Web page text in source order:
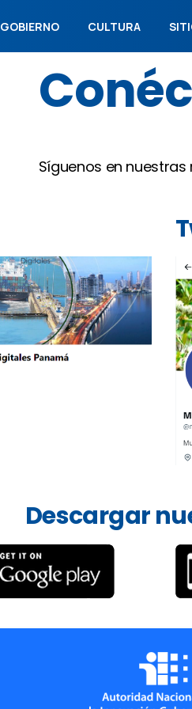
GOBIERNO CULTURA
Síguenos en
Descargar